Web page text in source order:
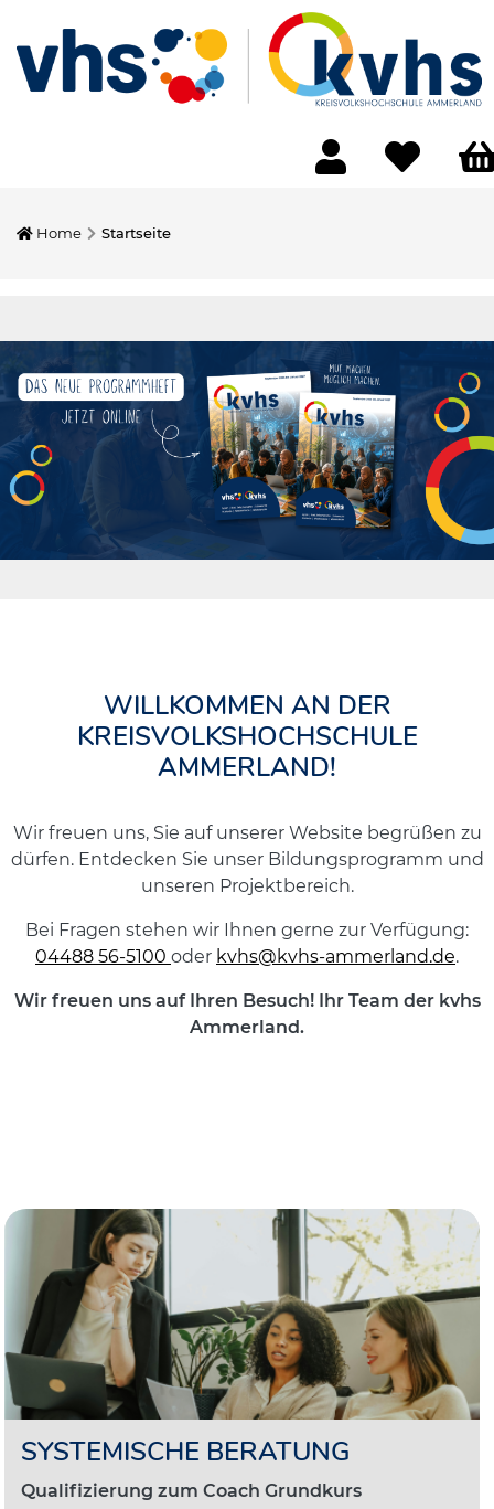
Home Startseite
WILLKOMMEN AN DER
KREISVOLKSHOCHSCHULE
AMMERLAND!
Wir freuen uns, Sie auf unserer Website begrüßen zu
dürfen. Entdecken Sie unser Bildungsprogramm und
unseren Projektbereich.
Bei Fragen stehen wir Ihnen gerne zur Verfügung:
04488 56-5100 oder kvhs@kvhs-ammerland.de.
Wir freuen uns auf Ihren Besuch! Ihr Team der kvhs
Ammerland.
SYSTEMISCHE BERATUNG
Qualifizierung zum Coach Grundkurs